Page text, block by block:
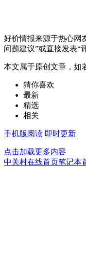
好价情报来源于热心网
问题建议”或直接发表“
本文属于原创文章，如
猜你喜欢
最新
精选
相关
手机版阅读 即时更新
点击加载更多内容
中关村在线首页笔记本